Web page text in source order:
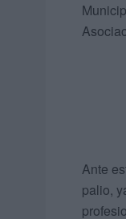
Ante
palio,